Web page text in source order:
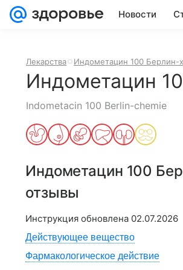
Новости
Лекарства Индометацин 100 Берлин-
Индометацин
Indometacin 100 Berlin-chemie
Индометацин 100
отзывы
Инструкция обновлена 02.07.2026
Действующее вещество
Фармакологическое действие